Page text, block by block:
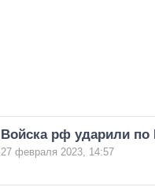
Войска рф ударили по
27 февраля 2023, 14:57